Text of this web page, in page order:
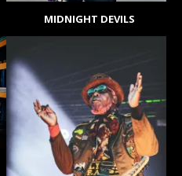
MIDNIGHT DEVILS